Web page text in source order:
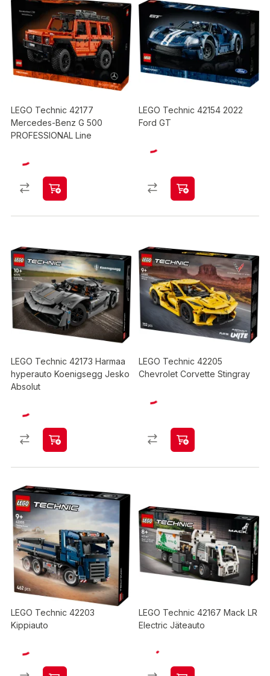
LEGO Technic 42177
Mercedes-Benz G 500
PROFESSIONAL Line
LEGO Technic 42154 2022
Ford GT
LEGO Technic 42173 Harmaa
hyperauto Koenigsegg Jesko
Absolut
LEGO Technic 42205
Chevrolet Corvette Stingray
LEGO Technic 42203
Kippiauto
LEGO Technic 42167 Mack LR
Electric Jäteauto